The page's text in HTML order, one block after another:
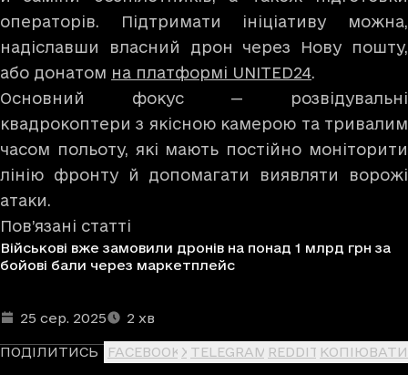
операторів. Підтримати ініціативу можна,
надіславши власний дрон через Нову пошту,
або донатом на платформі UNITED24.
Основний фокус — розвідувальні
квадрокоптери з якісною камерою та тривалим
часом польоту, які мають постійно моніторити
лінію фронту й допомагати виявляти ворожі
атаки.
Пов’язані статті
Військові вже замовили дронів на понад 1 млрд грн за
бойові бали через маркетплейс
Дата та час публікації
25 сер. 2025
Час читання: 2 хв
ПОДІЛИТИСЬ FACEBOOK X TELEGRAM REDDIT КОПІЮВАТИ